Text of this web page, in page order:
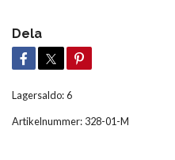
Dela
Lagersaldo:6
Artikelnummer: 328-01-M